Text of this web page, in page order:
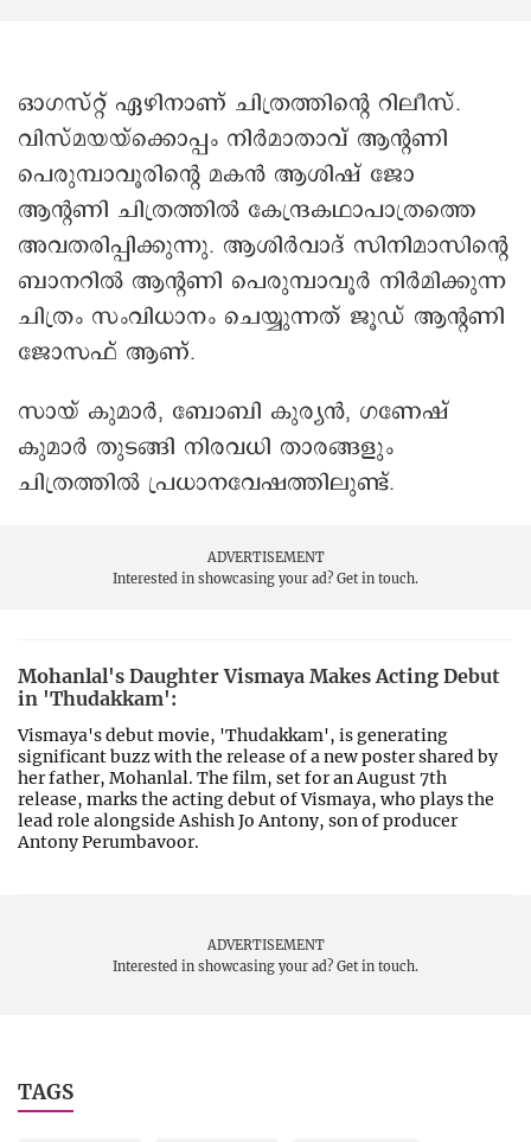
ഓഗസ്റ്റ് ഏഴിനാണ് ചിത്രത്തിന്റെ റിലീസ്.
വിസ്മയയ്ക്കൊപ്പം നിർമാതാവ് ആന്റണി
പെരുമ്പാവൂരിന്റെ മകൻ ആശിഷ് ജോ
ആന്റണി ചിത്രത്തിൽ കേന്ദ്രകഥാപാത്രത്തെ
അവതരിപ്പിക്കുന്നു. ആശിർവാദ് സിനിമാസിന്റെ
ബാനറിൽ ആന്റണി പെരുമ്പാവൂർ നിർമിക്കുന്ന
ചിത്രം സംവിധാനം ചെയ്യുന്നത് ജൂഡ് ആന്റണി
ജോസഫ് ആണ്.
സായ് കുമാർ, ബോബി കുര്യൻ, ഗണേഷ്
കുമാർ തുടങ്ങി നിരവധി താരങ്ങളും
ചിത്രത്തിൽ പ്രധാനവേഷത്തിലുണ്ട്.
ADVERTISEMENT
Interested in showcasing your ad? Get in touch.
Mohanlal's Daughter Vismaya Makes Acting Debut
in 'Thudakkam':
Vismaya's debut movie, 'Thudakkam', is generating
significant buzz with the release of a new poster shared by
her father, Mohanlal. The film, set for an August 7th
release, marks the acting debut of Vismaya, who plays the
lead role alongside Ashish Jo Antony, son of producer
Antony Perumbavoor.
ADVERTISEMENT
Interested in showcasing your ad? Get in touch.
TAGS